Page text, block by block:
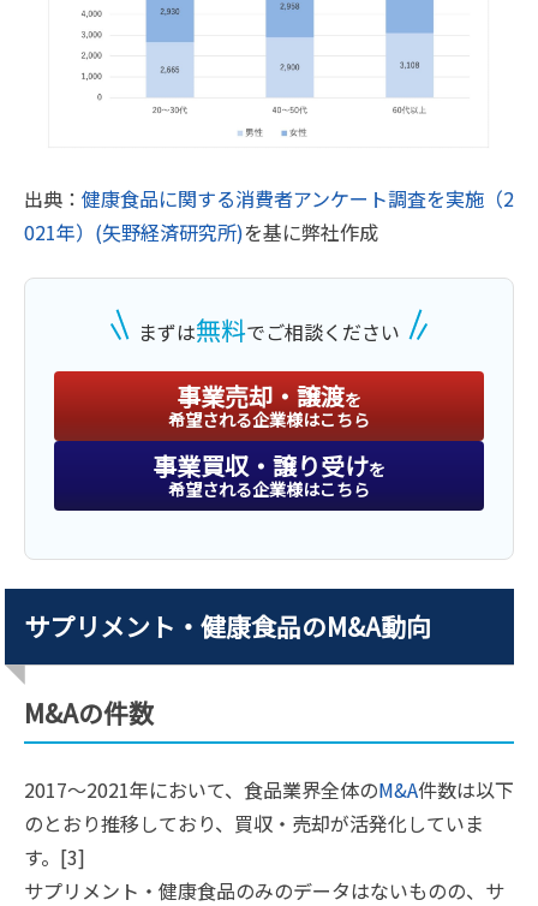
出典： 健康食品に関する消費者アンケート調査を実施（2
021年）(矢野経済研究所)を基に弊社作成
まずは無料でご相談ください
事業売却・譲渡を
希望される企業様はこちら
事業買収・譲り受けを
希望される企業様はこちら
サプリメント・健康食品のM&A動向
M&Aの件数
2017〜2021年において、食品業界全体のM&A件数は以下
のとおり推移しており、買収・売却が活発化していま
す。[3]
サプリメント・健康食品のみのデータはないものの、サ